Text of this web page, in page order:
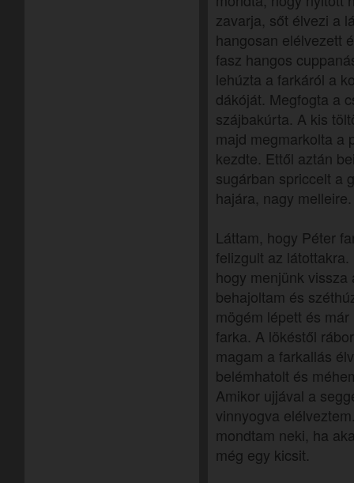
zavarja, sőt élvezi a
hangosan elélvezett
fasz hangos
lehúzta a farkáról a
dákóját. Megfogta a
szájbakúrta. A kis
majd megmarkolta a
kezdte. Ettől aztán
sugárban spriccelt a
hajára, nagy melleire.
Láttam, hogy Péter
felizgult az
hogy menjünk
behajoltam és
mögém lépett és
farka. A lökéstől
magam a farkallás
belémhatolt és
Amikor ujjával a
vinnyogva
mondtam neki, ha
még egy kicsit.